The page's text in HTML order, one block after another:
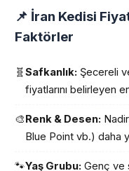
📌 İran Kedisi
Faktörler
🧬 Safkanlık: Şecereli
fiyatlarını belirleyen
🎨Renk & Desen:
Blue Point vb.) daha
🐾Yaş Grubu: Genç ve